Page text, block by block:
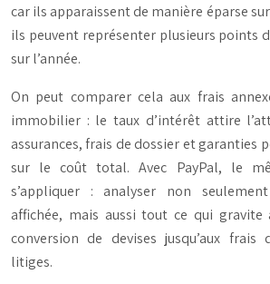
car ils apparaissent de manière éparse
ils peuvent représenter plusieurs points
sur l’année.
On peut comparer cela aux frais
immobilier : le taux d’intérêt attire
assurances, frais de dossier et garanties
sur le coût total. Avec PayPal, le
s’appliquer : analyser non
affichée, mais aussi tout ce qui gravite
conversion de devises jusqu’aux
litiges.